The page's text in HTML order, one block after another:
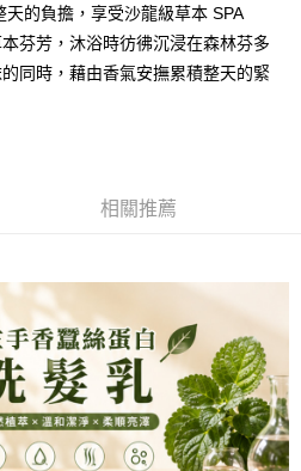
公司」（以下簡稱本公司）所提供，讓
商品或服務，並由商店將買賣／分期付款
使用本公司帳單繳交帳款。
」之契約關係目的，商店將以您的個人
予台灣大哥大進項蒐集、處理及利用，
刻繳費，但若您需要取消訂單，請聯絡
消之訂單仍視為有效，需透過AFTEE先享
後付 」之結帳頁面顯示為準，若有關於
等相關疑問，請聯繫「AFTEE先享後付
個人資料，並將交易相關給付款項請求債
代理人或監護人之同意方可使用
申辦者引起之損失，本公司不負相關責
將依據個別帳號之用戶狀況，依本公司即
有額度不足之情形，本公司將視審查結果
他人資訊註冊。若發現惡意使用之情形，
該用戶之使用額度並採取法律行動。
)免運費
上)免運費
天的負擔，享受沙龍級草本 SPA
芬芳，沐浴時彷彿沉浸在森林芬多
同時，藉由香氣安撫累積整天的緊
相關推薦